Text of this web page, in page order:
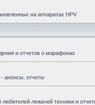
на аппаратах HPV
и отчетов о марафонах
анонсы, отчеты
лежачей техники и